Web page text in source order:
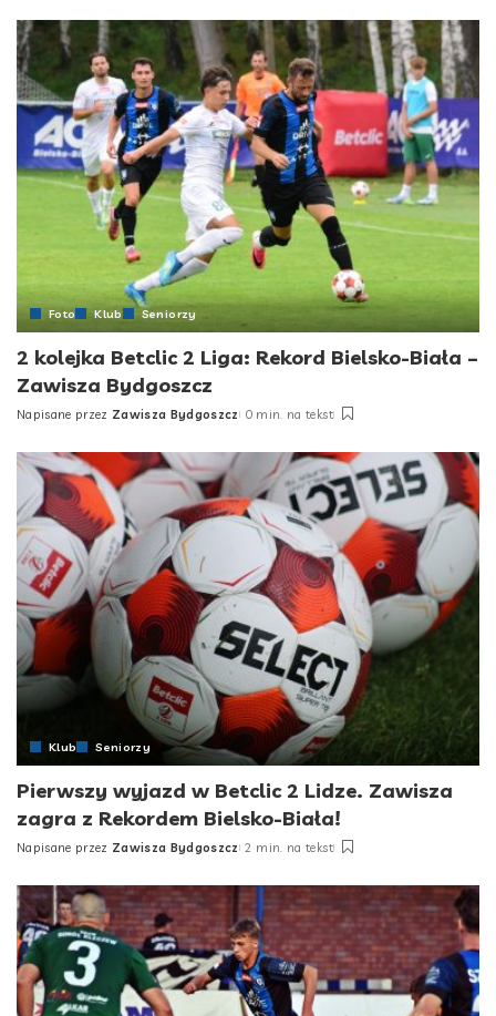
Foto Klub Seniorzy
2 kolejka Betclic 2 Liga: Rekord Bielsko-Biała –
Zawisza Bydgoszcz
Posted
Napisane przez Zawisza Bydgoszcz 0 min. na tekst
Klub Seniorzy
Pierwszy wyjazd w Betclic 2 Lidze. Zawisza
zagra z Rekordem Bielsko-Biała!
Posted
Napisane przez Zawisza Bydgoszcz 2 min. na tekst